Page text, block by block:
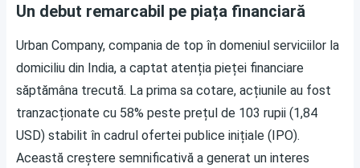
Un debut remarcabil pe piața financiară
Urban Company, compania de top în domeniul serviciilor la
domiciliu din India, a captat atenția pieței financiare
săptămâna trecută. La prima sa cotare, acțiunile au fost
tranzacționate cu 58% peste prețul de 103 rupii (1,84
USD) stabilit în cadrul ofertei publice inițiale (IPO).
Această creștere semnificativă a generat un interes